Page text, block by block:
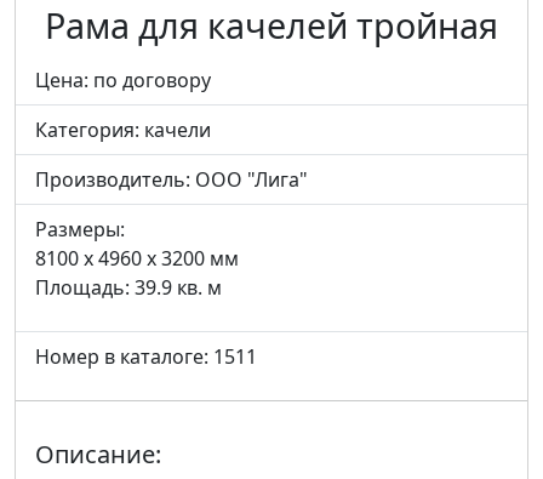
Рама для качелей тройная
Цена: по договору
Категория: качели
Производитель: ООО "Лига"
Размеры:
8100 x 4960 x 3200 мм
Площадь: 39.9 кв. м
Номер в каталоге: 1511
Описание: